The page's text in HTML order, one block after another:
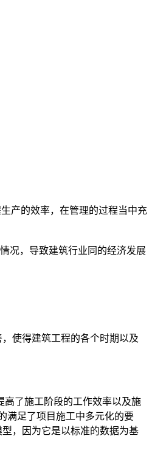
产的效率，在管理的过程当中充
况，导致建筑行业同的经济发展
使得建筑工程的各个时期以及
了施工阶段的工作效率以及施
满足了项目施工中多元化的要
，因为它是以标准的数据为基